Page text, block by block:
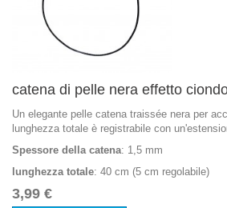
catena di pelle nera effetto
Un elegante pelle catena traissée nera per
lunghezza totale è registrabile con
Spessore della catena: 1,5 mm
lunghezza totale: 40 cm (5 cm regolabile)
3,99 €